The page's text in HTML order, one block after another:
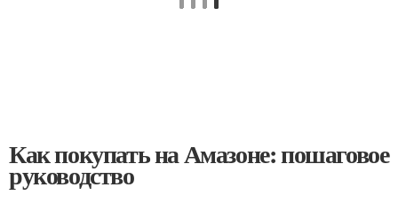
Как покупать на Амазоне: пошаговое
руководство